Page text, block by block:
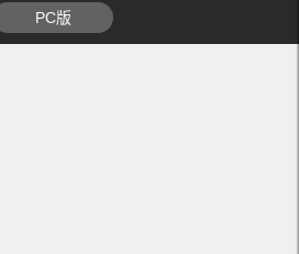
PC版